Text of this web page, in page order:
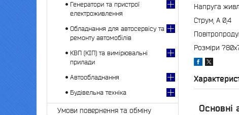
Напруга
Струм, А 0,4
Розміри
Основні
Генератори та пристрої
електроживлення
Обладнання для автосервісу та
ремонту автомобілів
КВП (КІП) та вимірювальні
прилади
Автообладнання
Будівельна техніка
Умови повернення та обміну